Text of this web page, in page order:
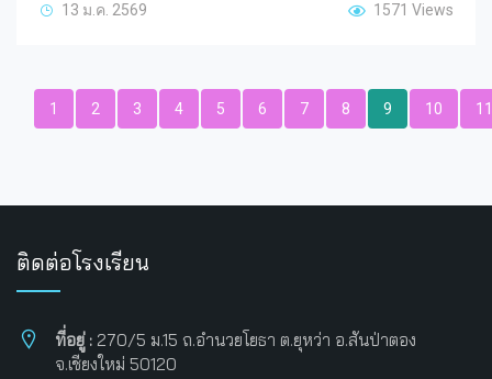
13 ม.ค. 2569 1571 Views
1 2 3 4 5 6 7 8 9 10 11
ติดต่อโรงเรียน
ที่อยู่ : 270/5 ม.15 ถ.อำนวยโยธา ต.ยุหว่า อ.สันป่าตอง
จ.เชียงใหม่ 50120